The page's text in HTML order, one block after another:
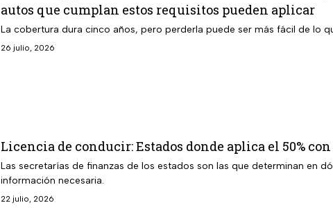
autos que cumplan estos requisitos pueden aplicar
La cobertura dura cinco años, pero perderla puede ser más fácil de lo
26 julio, 2026
Licencia de conducir: Estados donde aplica el 50%
Las secretarías de finanzas de los estados son las que determinan en
información necesaria.
22 julio, 2026